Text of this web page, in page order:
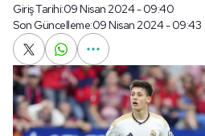
Giriş Tarihi:09 Nisan 2024 - 09:40
Son Güncelleme:09 Nisan 2024 - 09:43